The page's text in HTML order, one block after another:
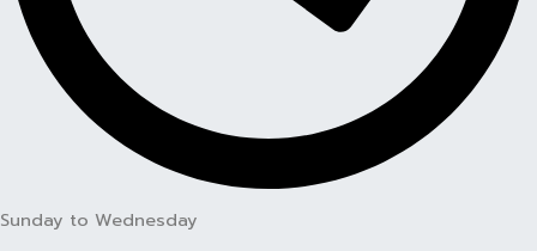
Sunday to Wednesday